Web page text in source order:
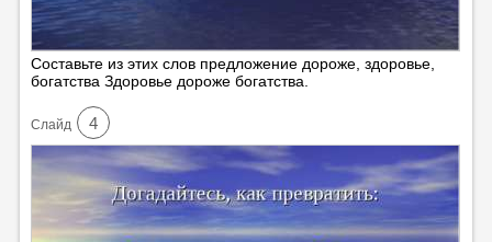
Составьте из этих слов предложение дороже, здоровье,
богатства Здоровье дороже богатства.
Cлайд 4